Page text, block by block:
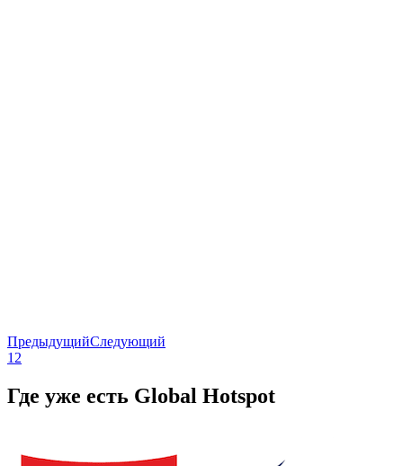
ПредыдущийСледующий
1 2
Где уже есть Global Hotspot